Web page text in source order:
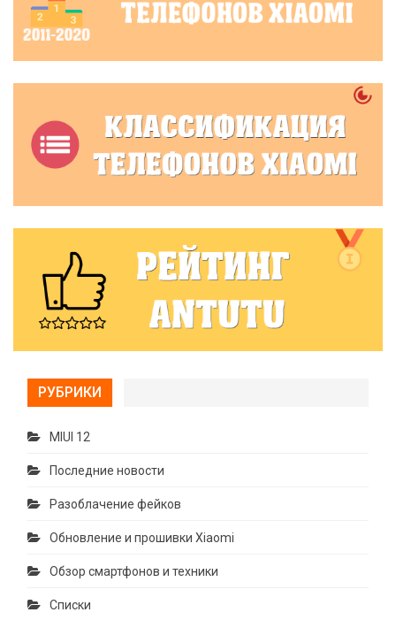
РУБРИКИ
MIUI 12
Последние новости
Разоблачение фейков
Обновление и прошивки Xiaomi
Обзор смартфонов и техники
Списки